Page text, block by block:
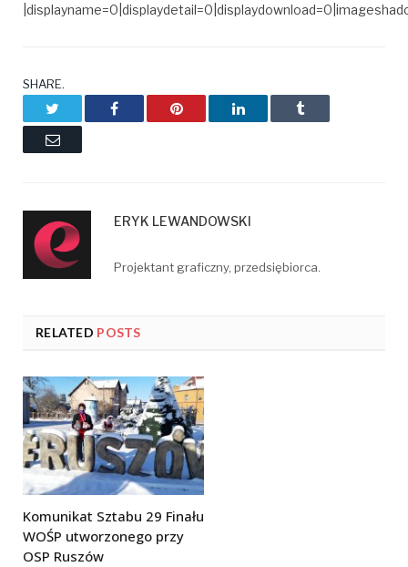
SHARE.
TwitterFacebookPinterestLinkedInTumblr
Email
ERYK LEWANDOWSKI
Projektant graficzny, przedsiębiorca.
RELATED POSTS
Komunikat Sztabu 29 Finału
WOŚP utworzonego przy
OSP Ruszów